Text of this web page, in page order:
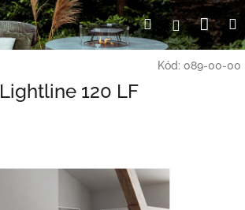
Hľadať
Kód: 089-00-00
Lightline 120 LF